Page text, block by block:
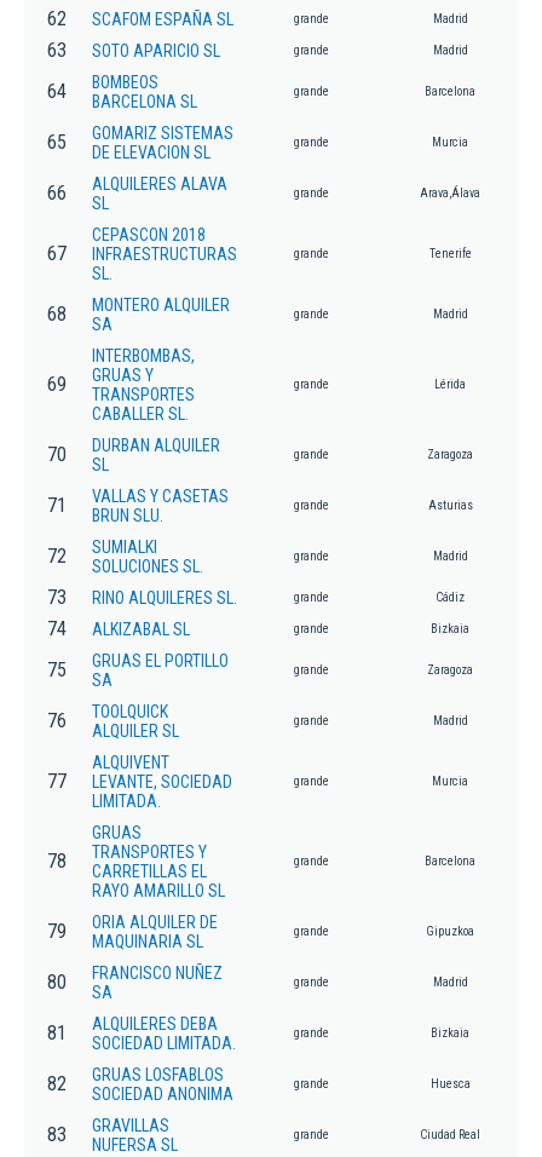
62 SCAFOM ESPAÑA SL grande Madrid
63 SOTO APARICIO SL grande Madrid
64
BOMBEOS
BARCELONA SL
grande Barcelona
65
GOMARIZ SISTEMAS
DE ELEVACION SL
grande Murcia
66
ALQUILERES ALAVA
SL
grande Arava,Álava
67
CEPASCON 2018
INFRAESTRUCTURAS
SL.
grande Tenerife
68
MONTERO ALQUILER
SA
grande Madrid
69
INTERBOMBAS,
GRUAS Y
TRANSPORTES
CABALLER SL.
grande Lérida
70
DURBAN ALQUILER
SL
grande Zaragoza
71
VALLAS Y CASETAS
BRUN SLU.
grande Asturias
72
SUMIALKI
SOLUCIONES SL.
grande Madrid
73 RINO ALQUILERES SL. grande Cádiz
74 ALKIZABAL SL grande Bizkaia
75
GRUAS EL PORTILLO
SA
grande Zaragoza
76
TOOLQUICK
ALQUILER SL
grande Madrid
77
ALQUIVENT
LEVANTE, SOCIEDAD
LIMITADA.
grande Murcia
78
GRUAS
TRANSPORTES Y
CARRETILLAS EL
RAYO AMARILLO SL
grande Barcelona
79
ORIA ALQUILER DE
MAQUINARIA SL
grande Gipuzkoa
80
FRANCISCO NUÑEZ
SA
grande Madrid
81
ALQUILERES DEBA
SOCIEDAD LIMITADA.
grande Bizkaia
82
GRUAS LOSFABLOS
SOCIEDAD ANONIMA
grande Huesca
83
GRAVILLAS
NUFERSA SL
grande Ciudad Real